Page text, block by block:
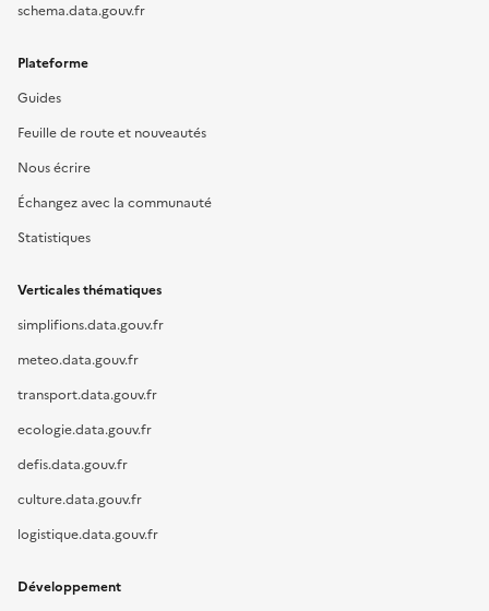
schema.data.gouv.fr
Plateforme
Guides
Feuille de route et nouveautés
Nous écrire
Échangez avec la communauté
Statistiques
Verticales thématiques
simplifions.data.gouv.fr
meteo.data.gouv.fr
transport.data.gouv.fr
ecologie.data.gouv.fr
defis.data.gouv.fr
culture.data.gouv.fr
logistique.data.gouv.fr
Développement